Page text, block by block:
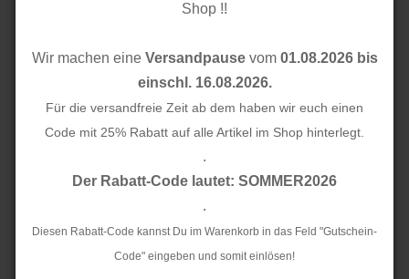
Shop !!
Wir machen eine Versandpausevom 01.08.2026 bis
einschl. 16.08.2026.
Für die versandfreie Zeit ab dem haben wir euch einen
Code mit 25% Rabatt auf alle Artikel im Shop hinterlegt.
.
Der Rabatt-Code lautet: SOMMER2026
.
Diesen Rabatt-Code kannst Du im Warenkorb in das Feld "Gutschein-
Code" eingeben und somit einlösen!